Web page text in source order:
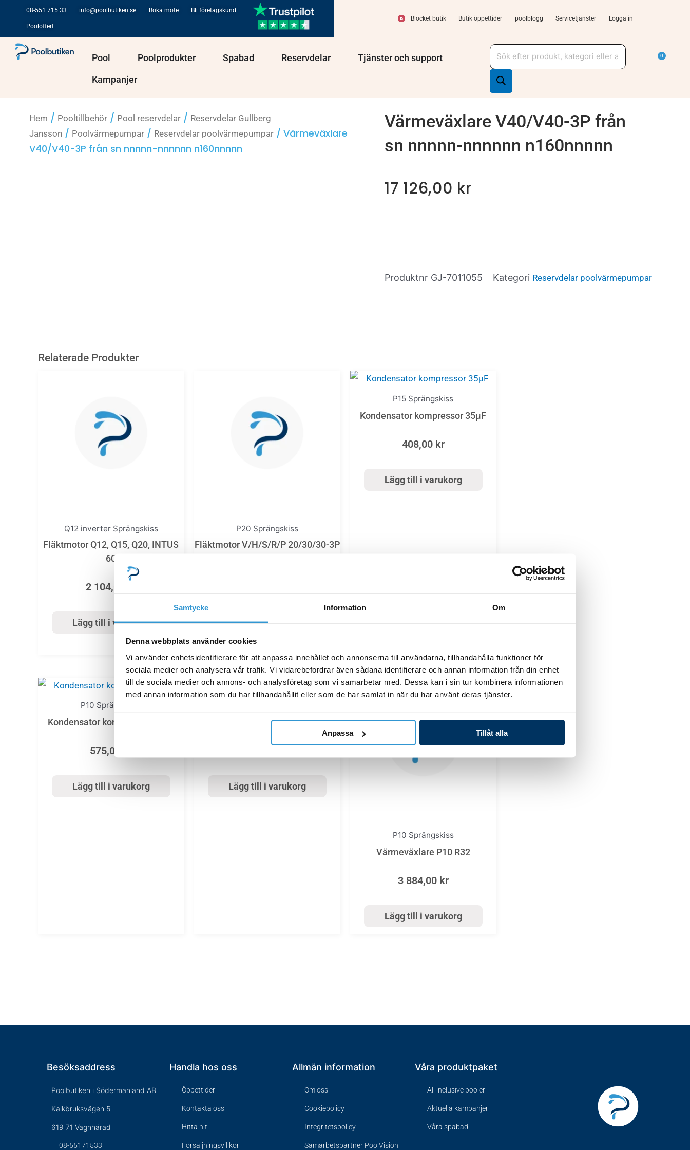
Samtycke Information Om
Denna webbplats använder cookies
Vi använder enhetsidentifierare för att anpassa innehållet och annonserna till användarna, tillhandahålla funktioner för
sociala medier och analysera vår trafik. Vi vidarebefordrar även sådana identifierare och annan information från din enhet
till de sociala medier och annons- och analysföretag som vi samarbetar med. Dessa kan i sin tur kombinera informationen
med annan information som du har tillhandahållit eller som de har samlat in när du har använt deras tjänster.
Anpassa Tillåt alla
innehåll
08-551 715 33 info@poolbutiken.se Boka möte Bli företagskund
Pooloffert
Blocket butik Butik öppettider poolblogg Servicetjänster Logga in
Pool Öppna PoolPoolprodukter Öppna Poolprodukter
Spabad Öppna Spabad
Reservdelar Öppna Reservdelar
Tjänster och support Öppna Tjänster och support
Kampanjer
Produktsökning 0
Hem / Pooltillbehör/ Pool reservdelar/ Reservdelar Gullberg
Jansson/ Poolvärmepumpar/ Reservdelar poolvärmepumpar/ Värmeväxlare
V40/V40-3P från sn nnnnn-nnnnnn n160nnnnn
Värmeväxlare V40/V40-3P från
sn nnnnn-nnnnnn n160nnnnn
17 126,00 kr
Produktnr GJ-7011055 Kategori Reservdelar poolvärmepumpar
Relaterade Produkter
Q12 inverter Sprängskiss
Fläktmotor Q12, Q15, Q20, INTUS
60
2 104,00
Lägg till i varukorg
P20 Sprängskiss
Fläktmotor V/H/S/R/P 20/30/30-3P
Lägg till i varukorg
P15 Sprängskiss
Kondensator kompressor 35µF
408,00 kr
Lägg till i varukorg
P10 Sprängskiss
Kondensator kompressor 25µF
575,00
Lägg till i varukorg
Kondensator fläktmotor 2µF
Lägg till i varukorg
P10 Sprängskiss
Värmeväxlare P10 R32
3 884,00 kr
Lägg till i varukorg
Besöksaddress
Poolbutiken i Södermanland AB
Kalkbruksvägen 5
619 71 Vagnhärad
08-55171533
Handla hos oss
Öppettider
Kontakta oss
Hitta hit
Försäljningsvillkor
Allmän information
Om oss
Cookiepolicy
Integritetspolicy
Samarbetspartner PoolVision
Våra produktpaket
All inclusive pooler
Aktuella kampanjer
Våra spabad